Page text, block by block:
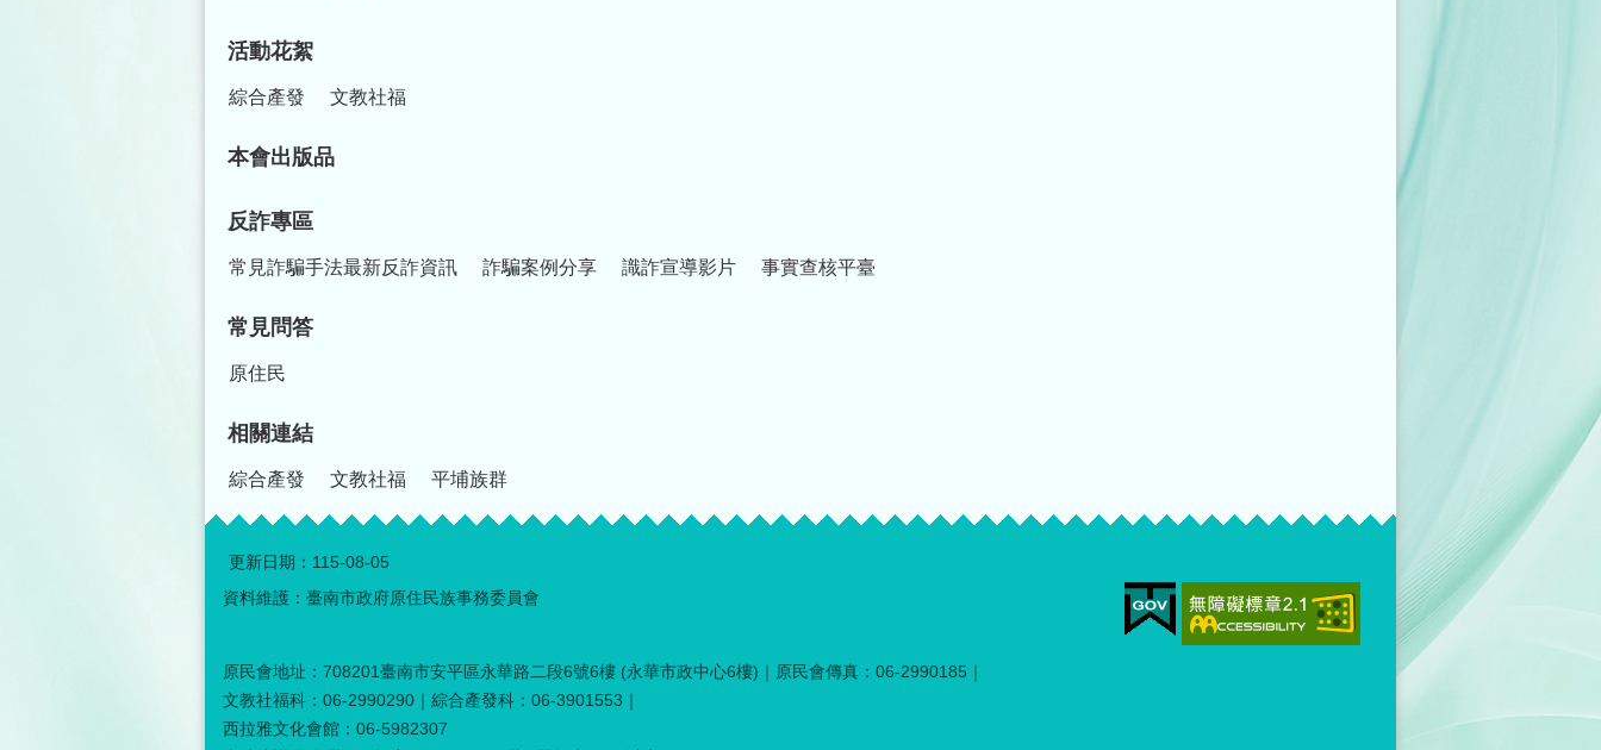
活動花絮
綜合產發 文教社福
本會出版品
反詐專區
常見詐騙手法最新反詐資訊 詐騙案例分享 識詐宣導影片 事實查核平臺
常見問答
原住民
相關連結
綜合產發 文教社福 平埔族群
更新日期： 115-08-05
資料維護：臺南市政府原住民族事務委員會
原民會地址：708201臺南市安平區永華路二段6號6樓 (永華市政中心6樓)｜原民會傳真：06-2990185｜
文教社福科：06-2990290｜綜合產發科：06-3901553｜
西拉雅文化會館：06-5982307